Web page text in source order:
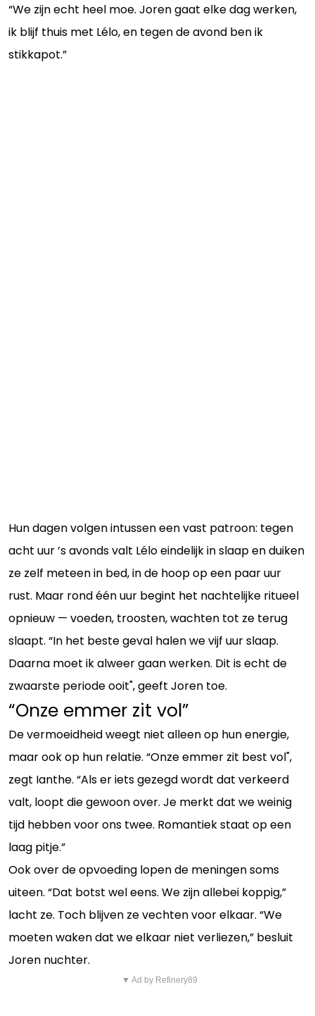
“We zijn echt heel moe. Joren gaat elke dag werken,
ik blijf thuis met Lélo, en tegen de avond ben ik
stikkapot.”
Hun dagen volgen intussen een vast patroon: tegen
acht uur ’s avonds valt Lélo eindelijk in slaap en duiken
ze zelf meteen in bed, in de hoop op een paar uur
rust. Maar rond één uur begint het nachtelijke ritueel
opnieuw — voeden, troosten, wachten tot ze terug
slaapt. “In het beste geval halen we vijf uur slaap.
Daarna moet ik alweer gaan werken. Dit is echt de
zwaarste periode ooit", geeft Joren toe.
“Onze emmer zit vol”
De vermoeidheid weegt niet alleen op hun energie,
maar ook op hun relatie. “Onze emmer zit best vol",
zegt Ianthe. “Als er iets gezegd wordt dat verkeerd
valt, loopt die gewoon over. Je merkt dat we weinig
tijd hebben voor ons twee. Romantiek staat op een
laag pitje.”
Ook over de opvoeding lopen de meningen soms
uiteen. “Dat botst wel eens. We zijn allebei koppig,”
lacht ze. Toch blijven ze vechten voor elkaar. “We
moeten waken dat we elkaar niet verliezen,” besluit
Joren nuchter.
▼ Ad by Refinery89